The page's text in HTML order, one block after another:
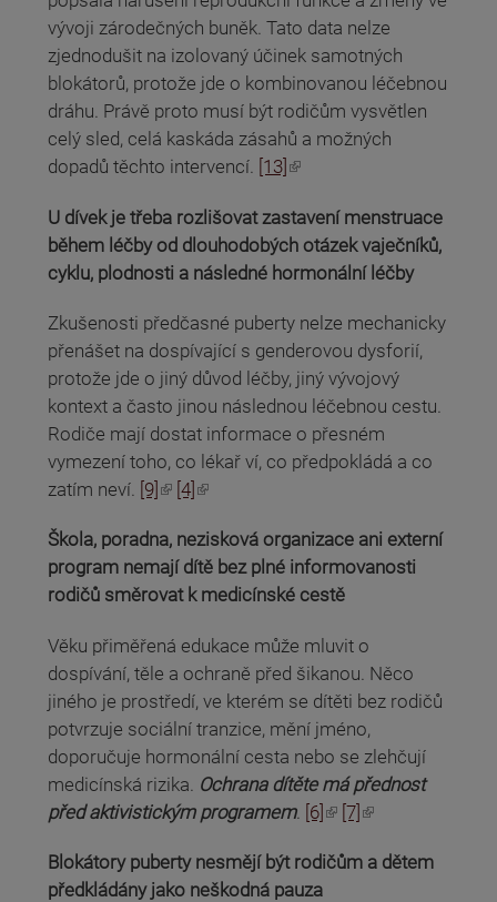
vývoji zárodečných buněk. Tato data nelze
zjednodušit na izolovaný účinek samotných
blokátorů, protože jde o kombinovanou léčebnou
dráhu. Právě proto musí být rodičům vysvětlen
celý sled, celá kaskáda zásahů a možných
dopadů těchto intervencí. [13]
(odkaz je externí)
U dívek je třeba rozlišovat zastavení menstruace
během léčby od dlouhodobých otázek vaječníků,
cyklu, plodnosti a následné hormonální léčby
Zkušenosti předčasné puberty nelze mechanicky
přenášet na dospívající s genderovou dysforií,
protože jde o jiný důvod léčby, jiný vývojový
kontext a často jinou následnou léčebnou cestu.
Rodiče mají dostat informace o přesném
vymezení toho, co lékař ví, co předpokládá a co
zatím neví. [9]
(odkaz je externí) [4]
(odkaz je externí)
Škola, poradna, nezisková organizace ani externí
program nemají dítě bez plné informovanosti
rodičů směrovat k medicínské cestě
Věku přiměřená edukace může mluvit o
dospívání, těle a ochraně před šikanou. Něco
jiného je prostředí, ve kterém se dítěti bez rodičů
potvrzuje sociální tranzice, mění jméno,
doporučuje hormonální cesta nebo se zlehčují
medicínská rizika. Ochrana dítěte má přednost
před aktivistickým programem. [6]
(odkaz je externí) [7]
(odkaz je externí)
Blokátory puberty nesmějí být rodičům a dětem
předkládány jako neškodná pauza